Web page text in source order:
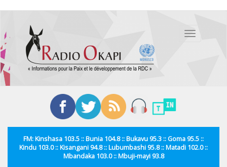
contenu
principal
Toggle
FM: Kinshasa 103.5 :: Bunia 104.8 :: Bukavu 95.3 :: Goma 95.5 ::
Kindu 103.0 :: Kisangani 94.8 :: Lubumbashi 95.8 :: Matadi 102.0 ::
Mbandaka 103.0 :: Mbuji-mayi 93.8